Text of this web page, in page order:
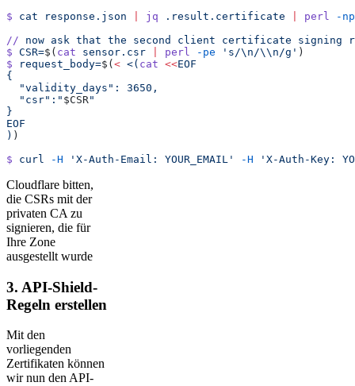
$ cat response.json jq .result.certificate perl -
// now ask that the second client certificate signing
$ CSR=$( cat sensor.csr perl -pe 's/\n/\\n/g' )
$ request_body=$( < <( cat <<EOF
{
  "validity_days": 3650,
  "csr":"
$CSR"
}
EOF
) )
$ curl -H 'X-Auth-Email: YOUR_EMAIL' -H 'X-Auth-Key:
Cloudflare bitten,
die CSRs mit der
privaten CA zu
signieren, die für
Ihre Zone
ausgestellt wurde
3. API-Shield-
Regeln erstellen
Mit den
vorliegenden
Zertifikaten können
wir nun den API-